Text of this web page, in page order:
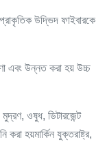
উদ্ভিদ ফাইবারকে
এবং উন্নত করা হয় উচ্চ
ওষুধ, ডিটারজেন্ট
হয়মার্কিন যুক্তরাষ্ট্র,